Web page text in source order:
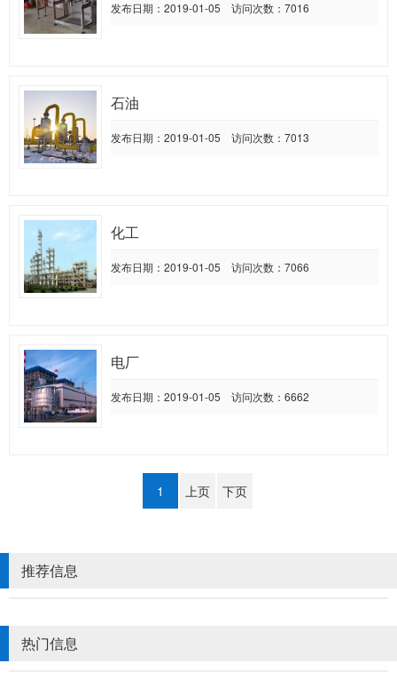
发布日期：2019-01-05 访问次数：7016
石油
发布日期：2019-01-05 访问次数：7013
化工
发布日期：2019-01-05 访问次数：7066
电厂
发布日期：2019-01-05 访问次数：6662
1 上页 下页
推荐信息
热门信息